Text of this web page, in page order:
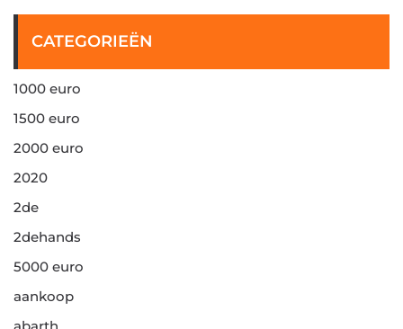
CATEGORIEËN
1000 euro
1500 euro
2000 euro
2020
2de
2dehands
5000 euro
aankoop